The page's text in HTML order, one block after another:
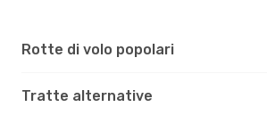
Rotte di volo popolari
Tratte alternative